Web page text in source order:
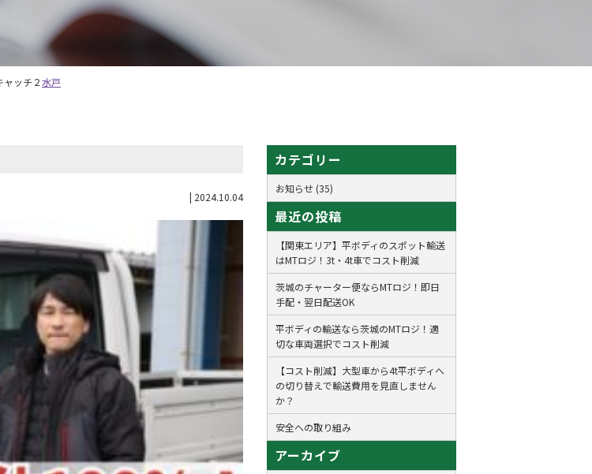
水戸
ャッチ２
| 2024.10.04
カテゴリー
お知らせ (35)
最近の投稿
【関東エリア】平ボディのスポット輸送
はMTロジ！3t・4t車でコスト削減
茨城のチャーター便ならMTロジ！即日
手配・翌日配送OK
平ボディの輸送なら茨城のMTロジ！適
切な車両選択でコスト削減
【コスト削減】大型車から4t平ボディへ
の切り替えで輸送費用を見直しません
か？
安全への取り組み
アーカイブ